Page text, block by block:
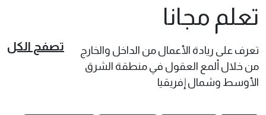
تعلم مجانا
تعرف على ريادة الأعمال من الداخل والخارج
من خلال ألمع العقول في منطقة الشرق
الأوسط وشمال إفريقيا
تصفح الكل